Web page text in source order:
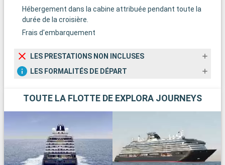
Hébergement dans la cabine attribuée pendant toute la
durée de la croisière.
Frais d'embarquement
LES PRESTATIONS NON INCLUSES
LES FORMALITÉS DE DÉPART
TOUTE LA FLOTTE DE EXPLORA JOURNEYS